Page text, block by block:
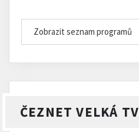
Zobrazit seznam programů
ČEZNET VELKÁ TV